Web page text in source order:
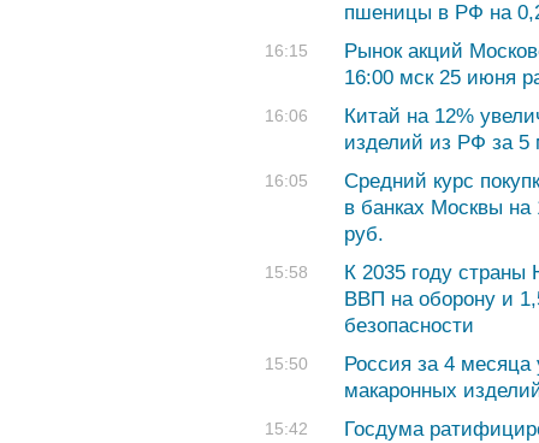
пшеницы в РФ на
16:15
Рынок акций
16:00 мск 25 июня
16:06
Китай на 12%
изделий из РФ за 5
16:05
Cредний курс
в банках Москвы на
руб.
15:58
К 2035 году
ВВП на оборону и
безопасности
15:50
Россия за 4 месяца
макаронных
15:42
Госдума